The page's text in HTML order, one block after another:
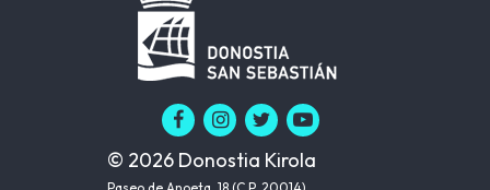
© 2026 Donostia Kirola